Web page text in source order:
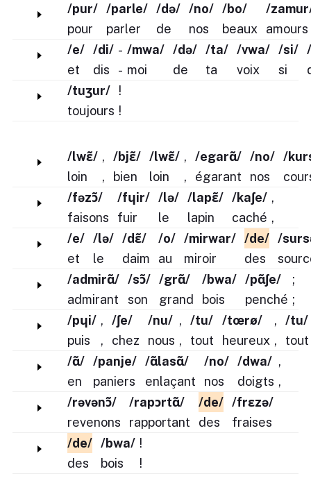
/pur/
pour
/parle/
parler
/də/
de
/no/
nos
/bo/
beaux
/
amours
/e/
et
/di/
dis
-
-
/mwa/
moi
/də/
de
/ta/
ta
/vwa/
voix
/si/
si
/tuʒur/
toujours
!
!
/lwɛ̃/
loin
,
,
/bjɛ̃/
bien
/lwɛ̃/
loin
,
,
/egarɑ̃/
égarant
/no/
nos
/
/fəzɔ̃/
faisons
/fɥir/
fuir
/lə/
le
/lapɛ̃/
lapin
/kaʃe/
caché
,
,
/e/
et
/lə/
le
/dɛ̃/
daim
/o/
au
/mirwar/
miroir
/de/
des
/
/admirɑ̃/
admirant
/sɔ̃/
son
/grɑ̃/
grand
/bwa/
bois
/pɑ̃ʃe/
penché
;
;
/pɥi/
puis
,
,
/ʃe/
chez
/nu/
nous
,
,
/tu/
tout
/tœrø/
heureux
,
,
/tu/
tout
/ɑ̃/
en
/panje/
paniers
/ɑ̃lasɑ̃/
enlaçant
/no/
nos
/dwa/
doigts
,
,
/rəvənɔ̃/
revenons
/rapɔrtɑ̃/
rapportant
/de/
des
/frɛzə/
fraises
/de/
des
/bwa/
bois
!
!